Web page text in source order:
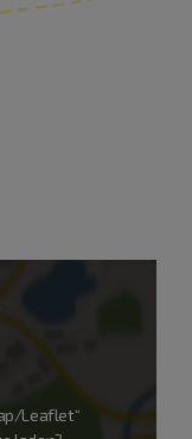
Leaflet“